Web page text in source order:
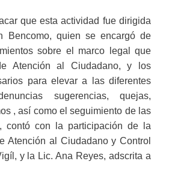
que esta actividad fue dirigida
Bencomo, quien se encargó de
sobre el marco legal que
Atención al Ciudadano, y los
para elevar a las diferentes
sugerencias, quejas,
, así como el seguimiento de las
contó con la participación de la
Atención al Ciudadano y Control
y la Lic. Ana Reyes, adscrita a